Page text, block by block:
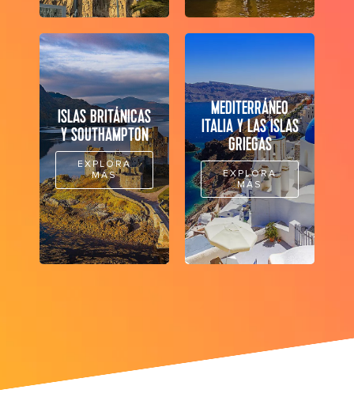
ISLAS BRITÁNICAS
Y SOUTHAMPTON
EXPLORA
MÁS
MEDITERRÁNEO
ITALIA Y LAS ISLAS
GRIEGAS
EXPLORA
MÁS